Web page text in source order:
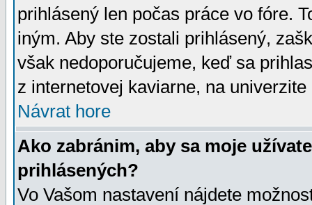
prihlásený len počas práce vo fóre.
iným. Aby ste zostali prihlásený,
však nedoporučujeme, keď sa
z internetovej kaviarne, na univerzite
Návrat hore
Ako zabránim, aby sa moje
prihlásených?
Vo Vašom nastavení nájdete